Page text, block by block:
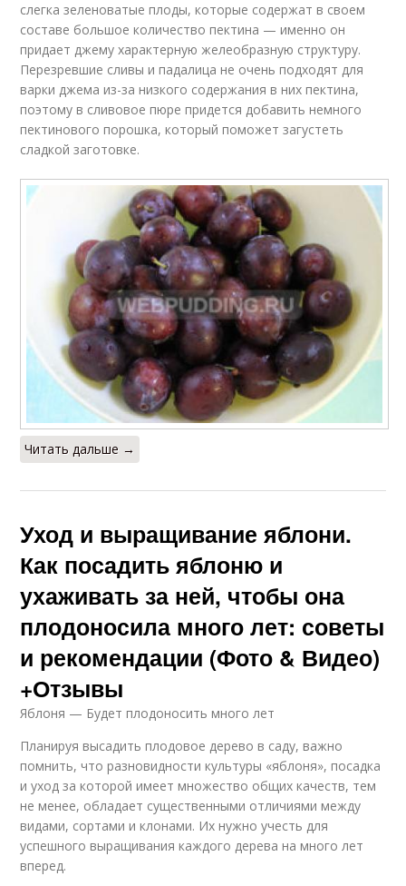
слегка зеленоватые плоды, которые содержат в своем
составе большое количество пектина — именно он
придает джему характерную желеобразную структуру.
Перезревшие сливы и падалица не очень подходят для
варки джема из-за низкого содержания в них пектина,
поэтому в сливовое пюре придется добавить немного
пектинового порошка, который поможет загустеть
сладкой заготовке.
Читать дальше →
Уход и выращивание яблони.
Как посадить яблоню и
ухаживать за ней, чтобы она
плодоносила много лет: советы
и рекомендации (Фото & Видео)
+Отзывы
Яблоня — Будет плодоносить много лет
Планируя высадить плодовое дерево в саду, важно
помнить, что разновидности культуры «яблоня», посадка
и уход за которой имеет множество общих качеств, тем
не менее, обладает существенными отличиями между
видами, сортами и клонами. Их нужно учесть для
успешного выращивания каждого дерева на много лет
вперед.